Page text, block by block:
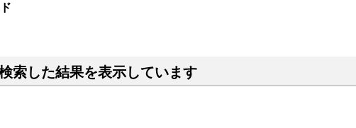
索した結果を表示しています